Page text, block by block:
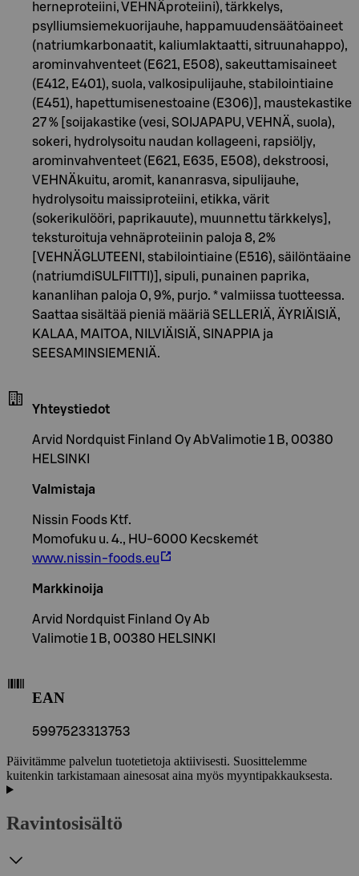
herneproteiini, VEHNÄproteiini), tärkkelys,
psylliumsiemekuorijauhe, happamuudensäätöaineet
(natriumkarbonaatit, kaliumlaktaatti, sitruunahappo),
arominvahventeet (E621, E508), sakeuttamisaineet
(E412, E401), suola, valkosipulijauhe, stabilointiaine
(E451), hapettumisenestoaine (E306)], maustekastike
27 % [soijakastike (vesi, SOIJAPAPU, VEHNÄ, suola),
sokeri, hydrolysoitu naudan kollageeni, rapsiöljy,
arominvahventeet (E621, E635, E508), dekstroosi,
VEHNÄkuitu, aromit, kananrasva, sipulijauhe,
hydrolysoitu maissiproteiini, etikka, värit
(sokerikulööri, paprikauute), muunnettu tärkkelys],
teksturoituja vehnäproteiinin paloja 8, 2%
[VEHNÄGLUTEENI, stabilointiaine (E516), säilöntäaine
(natriumdiSULFIITTI)], sipuli, punainen paprika,
kananlihan paloja 0, 9%, purjo. * valmiissa tuotteessa.
Saattaa sisältää pieniä määriä SELLERIÄ, ÄYRIÄISIÄ,
KALAA, MAITOA, NILVIÄISIÄ, SINAPPIA ja
SEESAMINSIEMENIÄ.
Yhteystiedot
Arvid Nordquist Finland Oy AbValimotie 1 B, 00380
HELSINKI
Valmistaja
Nissin Foods Ktf.
Momofuku u. 4., HU-6000 Kecskemét
www.nissin-foods.eu
Markkinoija
Arvid Nordquist Finland Oy Ab
Valimotie 1 B, 00380 HELSINKI
EAN
5997523313753
Päivitämme palvelun tuotetietoja aktiivisesti. Suosittelemme
kuitenkin tarkistamaan ainesosat aina myös myyntipakkauksesta.
Ravintosisältö